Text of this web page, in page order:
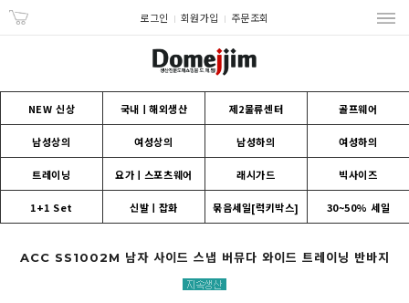
로그인 회원가입 주문조회
NEW 신상 국내ㅣ해외생산 제2물류센터 골프웨어
남성상의 여성상의 남성하의 여성하의
트레이닝 요가ㅣ스포츠웨어 래시가드 빅사이즈
1+1 Set 신발ㅣ잡화 묶음세일[럭키박스] 30~50% 세일
ACC SS1002M 남자 사이드 스냅 버뮤다 와이드 트레이닝 반바지